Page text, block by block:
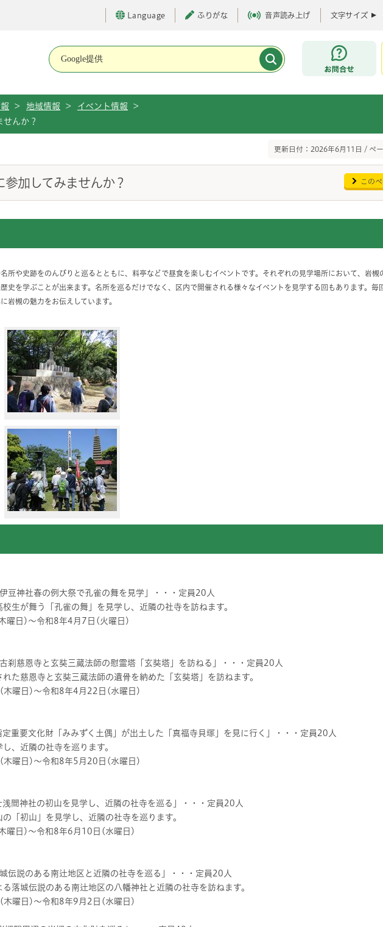
Language ふりがな 音声読み上げ 文字サイズ
お問合せ
> 地域情報 > イベント情報
>
んか？
更新日付：2026年6月11日 / ペ
加してみませんか？ この
所や史跡をのんびりと巡るとともに、料亭などで昼食を楽しむイベントです。それぞれの見学場所において、岩槻
史を学ぶことが出来ます。名所を巡るだけでなく、区内で開催される様々なイベントを見学する回もあります。毎
岩槻の魅力をお伝えしています。
豆神社春の例大祭で孔雀の舞を見学」・・・定員20人
生が舞う「孔雀の舞」を見学し、近隣の社寺を訪ねます。
曜日)～令和8年4月7日(火曜日)
刹慈恩寺と玄奘三蔵法師の慰霊塔「玄奘塔」を訪ねる」・・・定員20人
た慈恩寺と玄奘三蔵法師の遺骨を納めた「玄奘塔」を訪ねます。
木曜日)～令和8年4月22日(水曜日)
重要文化財「みみずく土偶」が出土した「真福寺貝塚」を見に行く」・・・定員20人
、近隣の社寺を巡ります。
木曜日)～令和8年5月20日(水曜日)
間神社の初山を見学し、近隣の社寺を巡る」・・・定員20人
「初山」を見学し、近隣の社寺を巡ります。
曜日)～令和8年6月10日(水曜日)
伝説のある南辻地区と近隣の社寺を巡る」・・・定員20人
落城伝説のある南辻地区の八幡神社と近隣の社寺を訪ねます。
木曜日)～令和8年9月2日(水曜日)